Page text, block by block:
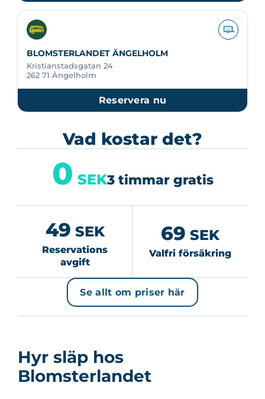
BLOMSTERLANDET ÄNGELHOLM
Kristianstadsgatan 24
262 71 Ängelholm
Reservera nu
Vad kostar det?
49 SEK
Reservations
avgift
0 SEK3 timmar gratis
69 SEK
Valfri försäkring
Se allt om priser här
Hyr släp hos
Blomsterlandet